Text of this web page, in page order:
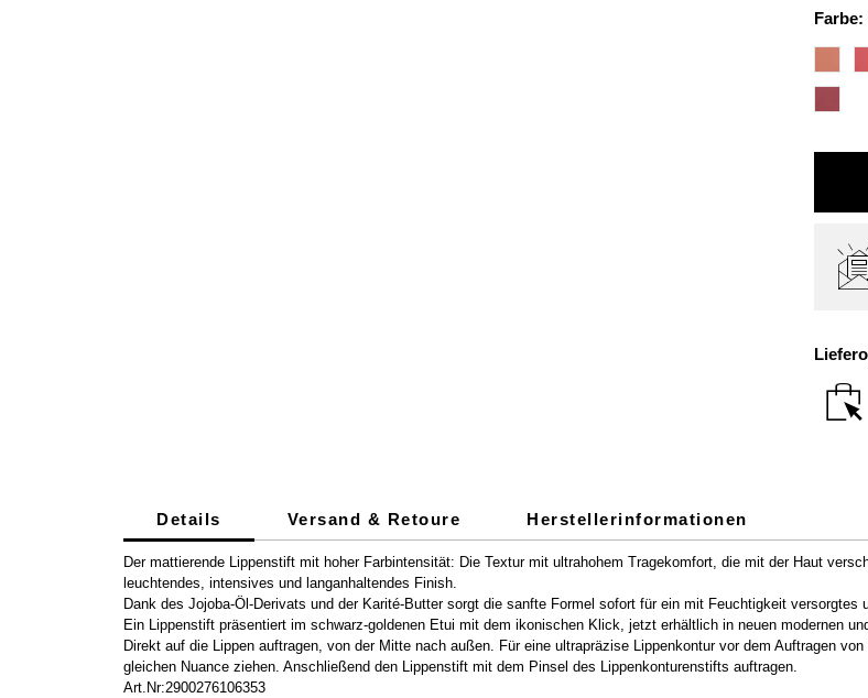
Farbe:
Details Versand & Retoure Herstellerinformationen
Der mattierende Lippenstift mit hoher Farbintensität: Die Textur mit ultrahohem Tragekomfort, die mit der Haut
leuchtendes, intensives und langanhaltendes Finish.
Dank des Jojoba-Öl-Derivats und der Karité-Butter sorgt die sanfte Formel sofort für ein mit Feuchtigkeit versorgtes
Ein Lippenstift präsentiert im schwarz-goldenen Etui mit dem ikonischen Klick, jetzt erhältlich in neuen modernen
Direkt auf die Lippen auftragen, von der Mitte nach außen. Für eine ultrapräzise Lippenkontur vor dem Auftragen
gleichen Nuance ziehen. Anschließend den Lippenstift mit dem Pinsel des Lippenkonturenstifts auftragen.
Art.Nr:2900276106353